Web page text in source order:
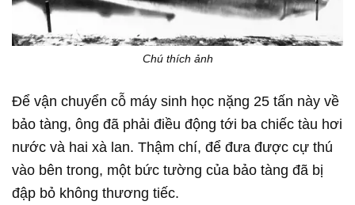
Chú thích ảnh
Để vận chuyển cỗ máy sinh học nặng 25 tấn này về
bảo tàng, ông đã phải điều động tới ba chiếc tàu hơi
nước và hai xà lan. Thậm chí, để đưa được cự thú
vào bên trong, một bức tường của bảo tàng đã bị
đập bỏ không thương tiếc.